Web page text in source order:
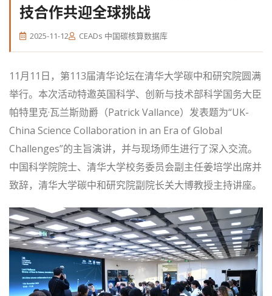
技合作共迎全球挑战
2025-11-12 CEADs 中国碳核算数据库
11月11日，第113届清华论坛在清华大学碳中和研究院圆满
举行。本次活动特邀英国科学、创新与技术部科学国务大臣
帕特里克·瓦兰斯勋爵（Patrick Vallance）发表题为“UK-
China Science Collaboration in an Era of Global
Challenges”的主旨演讲，并与现场师生进行了深入交流。
中国科学院院士、清华大学校务委员会副主任姜培学出席并
致辞，清华大学碳中和研究院副院长关大博教授主持讲座。